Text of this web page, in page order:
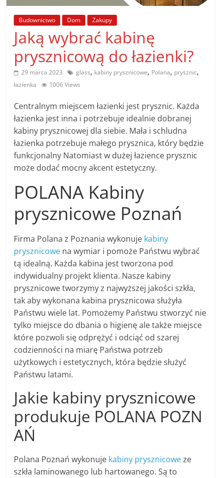
poradniki.
Porady
praktyczne
porady
poradniki
na
każdy
temat
Budownictwo Dom Zakupy
Jaką wybrać kabinę
prysznicową do łazienki?
29 marca 2023 glass, kabiny prysznicowe, Polana, prysznic,
łazienka 1006 Views
Centralnym miejscem łazienki jest prysznic. Każda
łazienka jest inna i potrzebuje idealnie dobranej
kabiny prysznicowej dla siebie. Mała i schludna
łazienka potrzebuje małego prysznica, który będzie
funkcjonalny Natomiast w dużej łazience prysznic
może dodać mocny akcent estetyczny.
POLANA Kabiny
prysznicowe Poznań
Firma Polana z Poznania wykonuje kabiny
prysznicowe na wymiar i pomoże Państwu wybrać
tą idealną. Każda kabina jest tworzona pod
indywidualny projekt klienta. Nasze kabiny
prysznicowe tworzymy z najwyższej jakości szkła,
tak aby wykonana kabina prysznicowa służyła
Państwu wiele lat. Pomożemy Państwu stworzyć nie
tylko miejsce do dbania o higienę ale także miejsce
które pozwoli się odprężyć i odciąć od szarej
codzienności na miarę Państwa potrzeb
użytkowych i estetycznych, która będzie służyć
Państwu latami.
Jakie kabiny prysznicowe
produkuje POLANA POZN
AŃ
Polana Poznań wykonuje kabiny prysznicoweze
szkła laminowanego lub hartowanego. Są to